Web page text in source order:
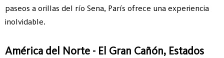
paseos a orillas del río Sena, París ofrece una experiencia
inolvidable.
América del Norte - El Gran Cañón, Estados